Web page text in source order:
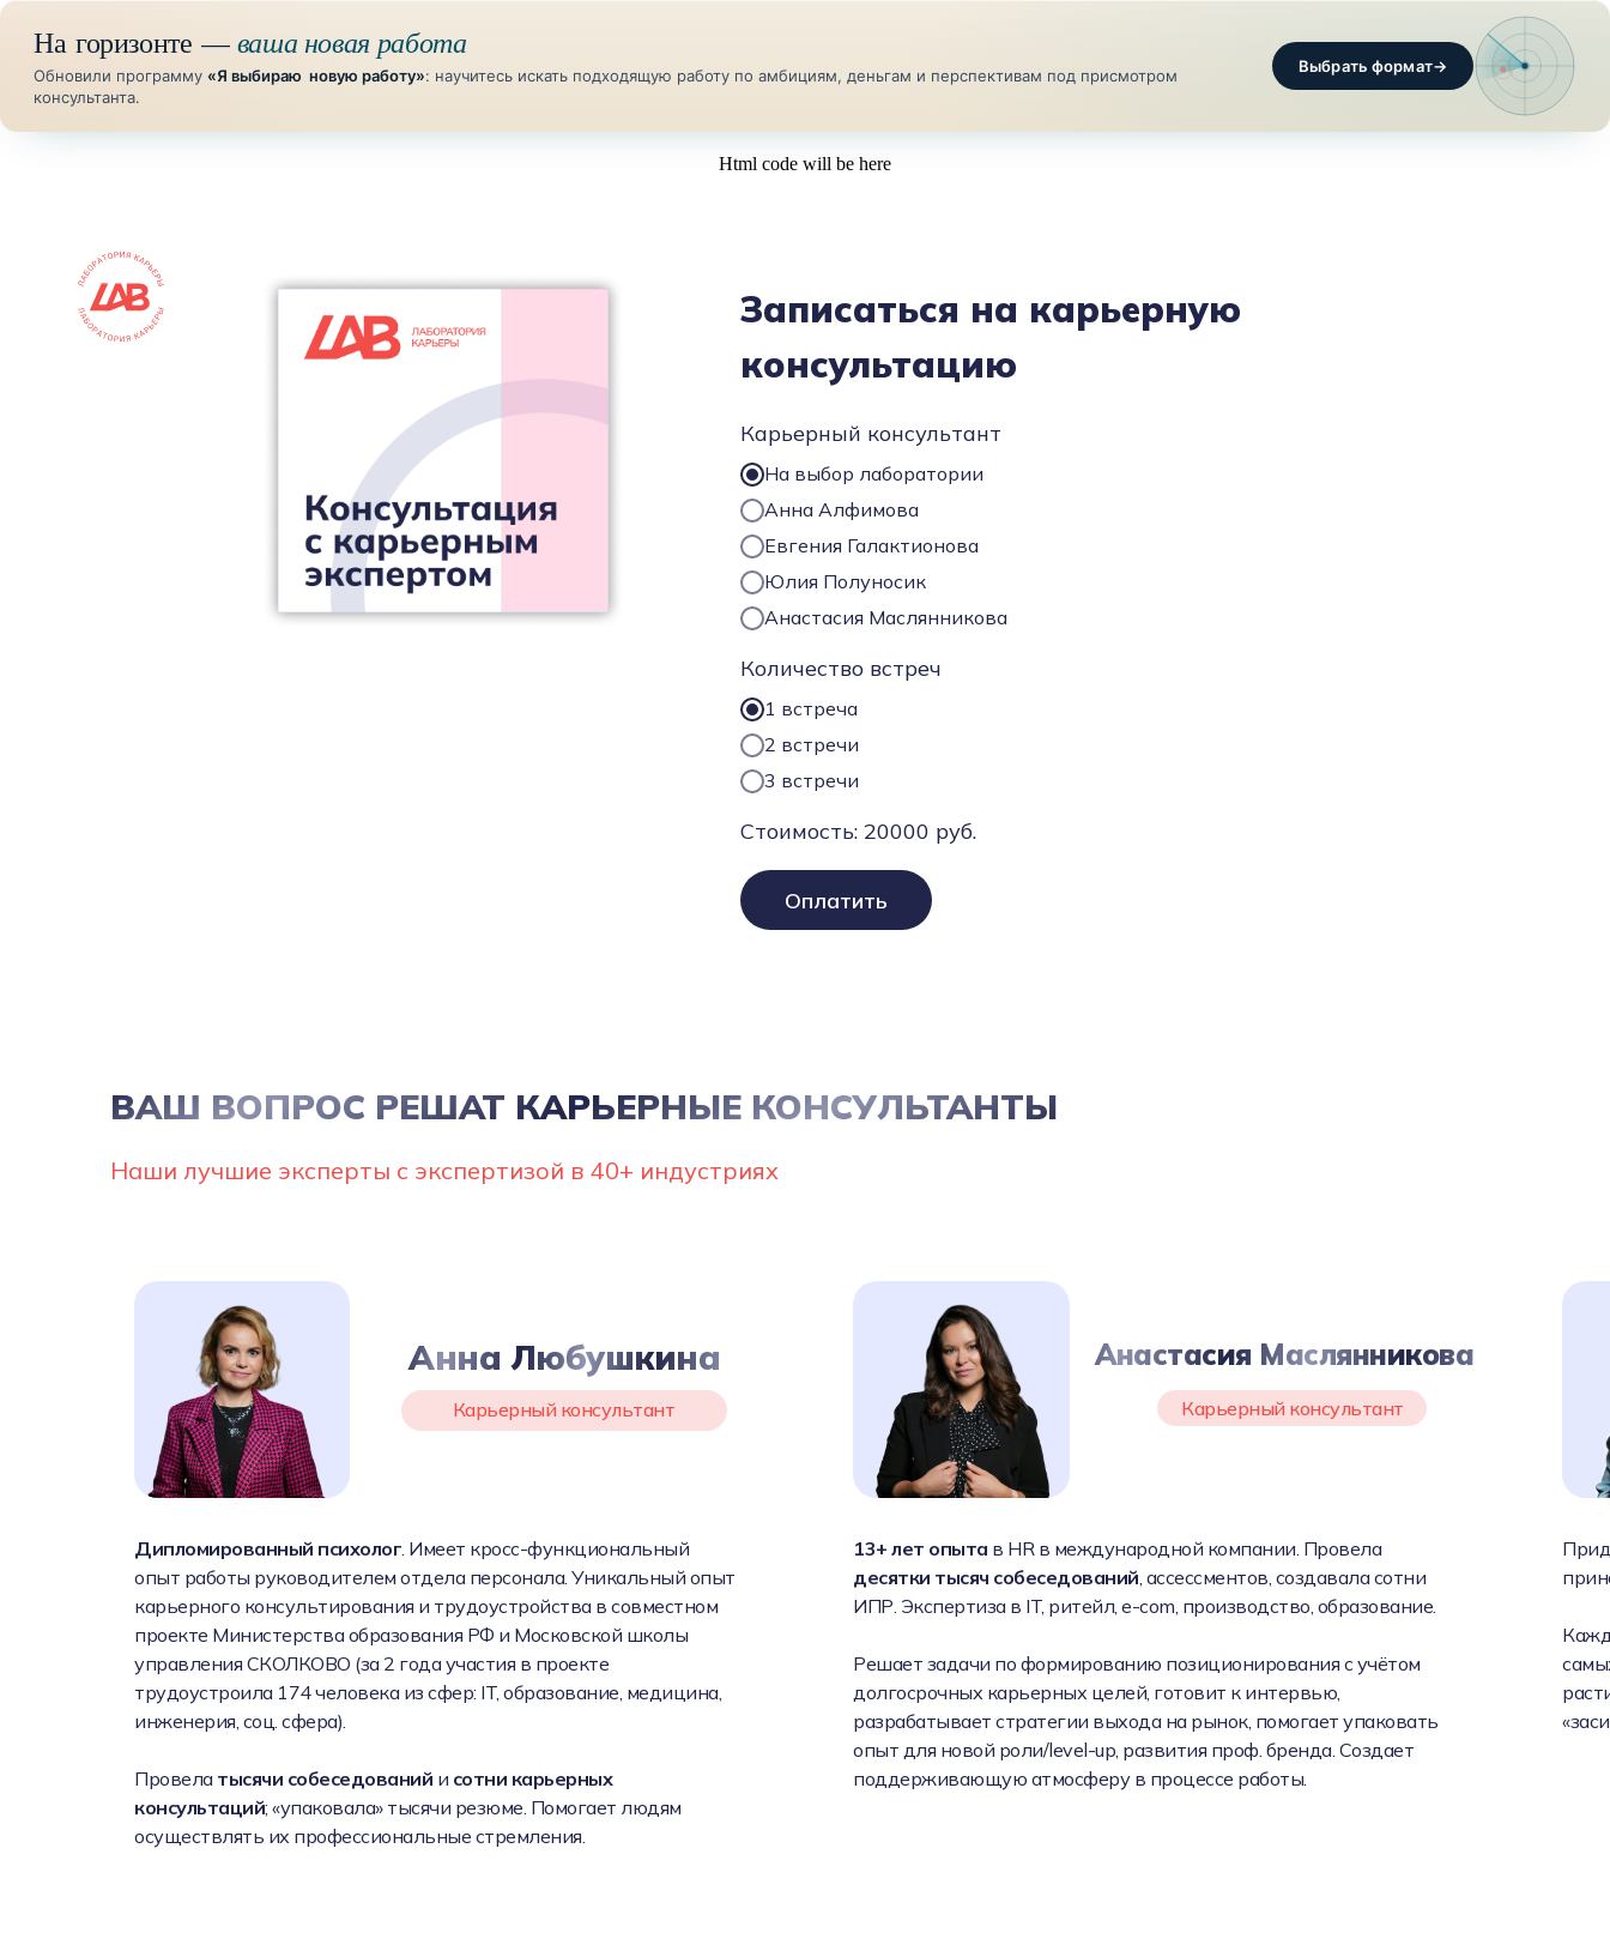
На горизонте —ваша новая работа
Обновили программу «Я выбираю новую работу»: научитесь искать подходящую работу по амбициям, деньгам и перспективам под присмотром
консультанта.
Выбрать формат→
Html code will be here
Карьерный консультант
На выбор лаборатории
Анна Алфимова
Евгения Галактионова
Юлия Полуносик
Анастасия Маслянникова
Количество встреч
1 встреча
2 встречи
3 встречи
Стоимость: 20000 руб.
Оплатить
Записаться на карьерную
консультацию
ВАШ ВОПРОС РЕШАТ КАРЬЕРНЫЕ КОНСУЛЬТАНТЫ
Наши лучшие эксперты с экспертизой в 40+ индустриях
Анастасия Маслянникова
13+ лет опытав HR в международной компании. Провела
десятки тысяч собеседований, ассессментов, создавала сотни
ИПР. Экспертиза в IT, ритейл, e-com, производство, образование.
Решает задачи по формированию позиционирования с учётом
долгосрочных карьерных целей, готовит к интервью,
разрабатывает стратегии выхода на рынок, помогает упаковать
опыт для новой роли/level-up, развития проф. бренда. Создает
поддерживающую атмосферу в процессе работы.
Карьерный консультант
Дипломированный психолог. Имеет кросс-функциональный
опыт работы руководителем отдела персонала. Уникальный опыт
карьерного консультирования и трудоустройства в совместном
проекте Министерства образования РФ и Московской школы
управления СКОЛКОВО (за 2 года участия в проекте
трудоустроила 174 человека из сфер: IT, образование, медицина,
инженерия, соц. сфера).
Провела тысячи собеседований и сотни карьерных
консультаций; «упаковала» тысячи резюме. Помогает людям
осуществлять их профессиональные стремления.
Карьерный консультант
Анна Любушкина